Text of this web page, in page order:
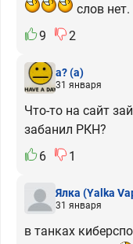
слов нет.
9
2
а?(а)
31 января
Что-то на сайт
забанил РКН?
6
1
Ялка (Yalka
31 января
в танках